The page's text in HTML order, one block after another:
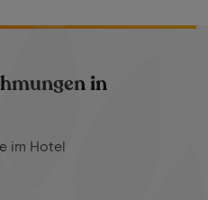
in
im Hotel